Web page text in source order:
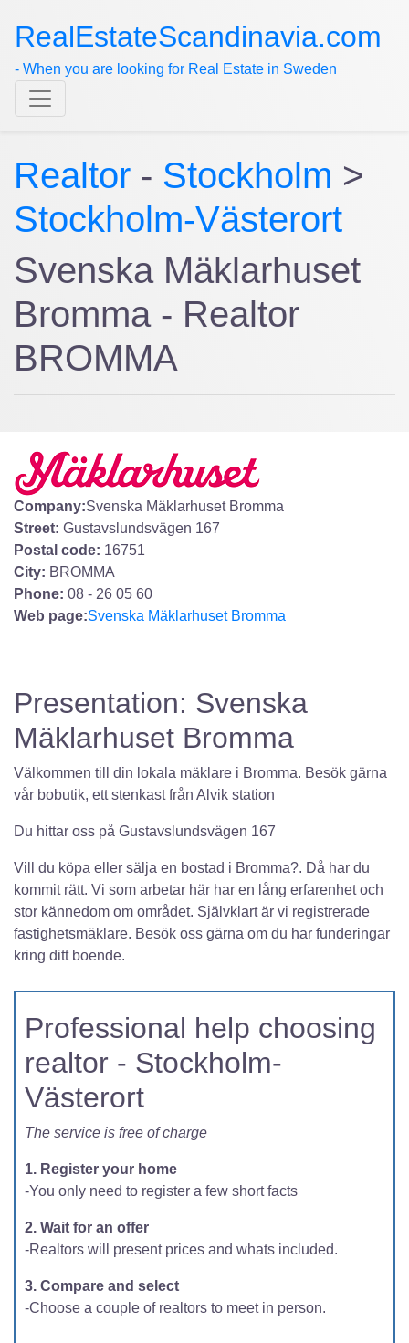
RealEstateScandinavia.com
- When you are looking for Real Estate in Sweden
Realtor - Stockholm >
Stockholm-Västerort
Svenska Mäklarhuset
Bromma - Realtor
BROMMA
Company:Svenska Mäklarhuset Bromma
Street: Gustavslundsvägen 167
Postal code: 16751
City: BROMMA
Phone: 08 - 26 05 60
Web page:Svenska Mäklarhuset Bromma
Presentation: Svenska
Mäklarhuset Bromma
Välkommen till din lokala mäklare i Bromma. Besök gärna
vår bobutik, ett stenkast från Alvik station
Du hittar oss på Gustavslundsvägen 167
Vill du köpa eller sälja en bostad i Bromma?. Då har du
kommit rätt. Vi som arbetar här har en lång erfarenhet och
stor kännedom om området. Självklart är vi registrerade
fastighetsmäklare. Besök oss gärna om du har funderingar
kring ditt boende.
Professional help choosing
realtor - Stockholm-
Västerort
The service is free of charge
1. Register your home
-You only need to register a few short facts
2. Wait for an offer
-Realtors will present prices and whats included.
3. Compare and select
-Choose a couple of realtors to meet in person.